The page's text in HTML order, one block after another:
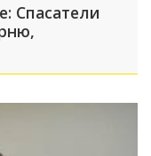
Спасатели